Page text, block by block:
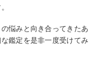
悩みと向き合ってきたあ
鑑定を是非一度受けてみ